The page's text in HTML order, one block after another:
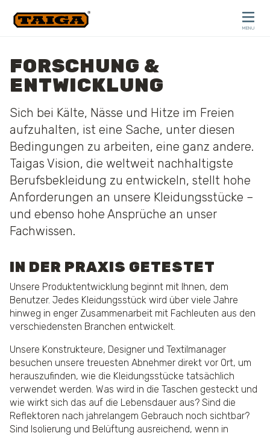
MENU
FORSCHUNG &
ENTWICKLUNG
Sich bei Kälte, Nässe und Hitze im Freien
aufzuhalten, ist eine Sache, unter diesen
Bedingungen zu arbeiten, eine ganz andere.
Taigas Vision, die weltweit nachhaltigste
Berufsbekleidung zu entwickeln, stellt hohe
Anforderungen an unsere Kleidungsstücke –
und ebenso hohe Ansprüche an unser
Fachwissen.
IN DER PRAXIS GETESTET
Unsere Produktentwicklung beginnt mit Ihnen, dem
Benutzer. Jedes Kleidungsstück wird über viele Jahre
hinweg in enger Zusammenarbeit mit Fachleuten aus den
verschiedensten Branchen entwickelt.
Unsere Konstrukteure, Designer und Textilmanager
besuchen unsere treuesten Abnehmer direkt vor Ort, um
herauszufinden, wie die Kleidungsstücke tatsächlich
verwendet werden. Was wird in die Taschen gesteckt und
wie wirkt sich das auf die Lebensdauer aus? Sind die
Reflektoren nach jahrelangem Gebrauch noch sichtbar?
Sind Isolierung und Belüftung ausreichend, wenn in